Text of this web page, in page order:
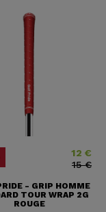
Price12 €
Regular
15 €
- GRIP HOMME
TOUR WRAP 2G
ROUGE